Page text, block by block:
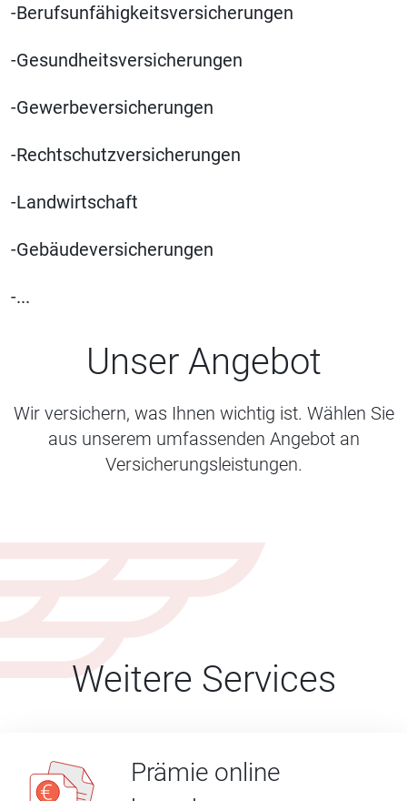
-Berufsunfähigkeitsversicherungen
-Gesundheitsversicherungen
-Gewerbeversicherungen
-Rechtschutzversicherungen
-Landwirtschaft
-Gebäudeversicherungen
-...
Unser Angebot
Wir versichern, was Ihnen wichtig ist. Wählen Sie
aus unserem umfassenden Angebot an
Versicherungsleistungen.
Weitere Services
Prämie online